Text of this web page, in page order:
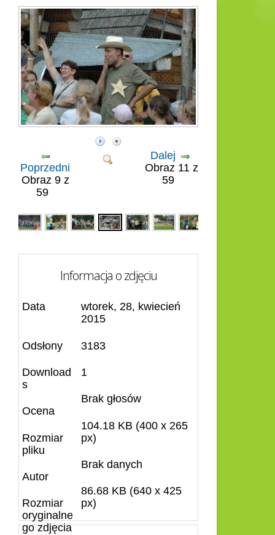
Poprzedni
Obraz 9 z
59
Dalej
Obraz 11 z
59
Informacja o zdjęciu
Data
wtorek, 28, kwiecień
2015
Odsłony 3183
Download
s
1
Ocena
Brak głosów
Rozmiar
pliku
104.18 KB (400 x 265
px)
Autor
Brak danych
Rozmiar
oryginalne
go zdjęcia
86.68 KB (640 x 425
px)